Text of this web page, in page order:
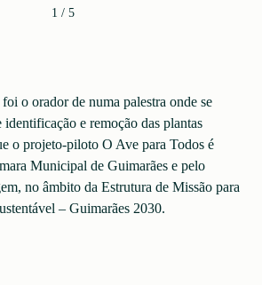
1 / 5
o orador de numa palestra onde se
identificação e remoção das plantas
o projeto-piloto O Ave para Todos é
Municipal de Guimarães e pelo
no âmbito da Estrutura de Missão para
– Guimarães 2030.